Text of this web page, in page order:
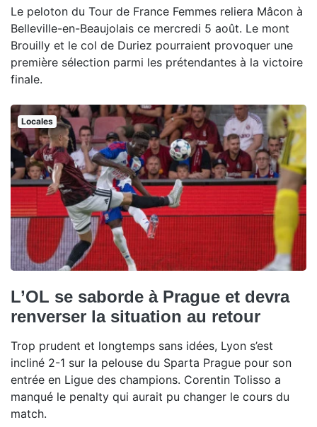
Le peloton du Tour de France Femmes reliera Mâcon à
Belleville-en-Beaujolais ce mercredi 5 août. Le mont
Brouilly et le col de Duriez pourraient provoquer une
première sélection parmi les prétendantes à la victoire
finale.
Locales
L’OL se saborde à Prague et devra
renverser la situation au retour
Trop prudent et longtemps sans idées, Lyon s’est
incliné 2-1 sur la pelouse du Sparta Prague pour son
entrée en Ligue des champions. Corentin Tolisso a
manqué le penalty qui aurait pu changer le cours du
match.